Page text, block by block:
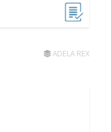
ADELA REX